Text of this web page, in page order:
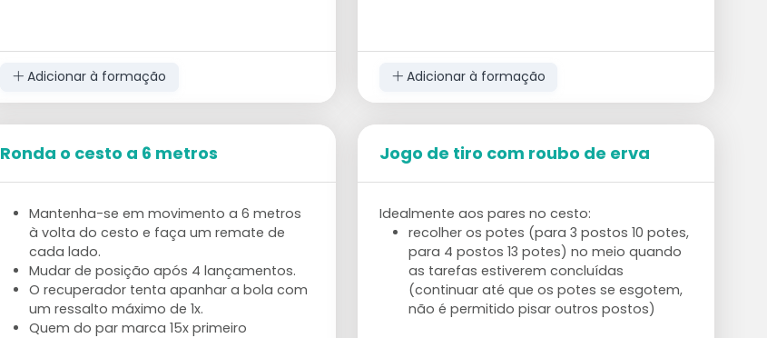
Adicionar à formação
pontos.
Adicionar à formação
Ronda o cesto a 6 metros
Mantenha-se em movimento a 6 metros
à volta do cesto e faça um remate de
cada lado.
Mudar de posição após 4 lançamentos.
O recuperador tenta apanhar a bola com
um ressalto máximo de 1x.
Quem do par marca 15x primeiro
Jogo de tiro com roubo de erva
Idealmente aos pares no cesto:
recolher os potes (para 3 postos 10 potes,
para 4 postos 13 potes) no meio quando
as tarefas estiverem concluídas
(continuar até que os potes se esgotem,
não é permitido pisar outros postos)